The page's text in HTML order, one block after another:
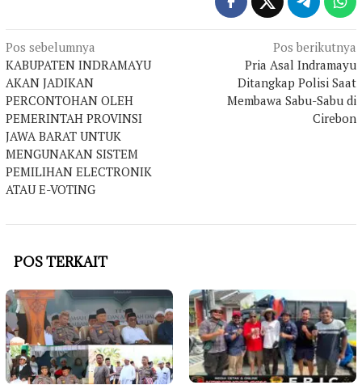
Navigasi
pos
Pos sebelumnya
KABUPATEN INDRAMAYU
AKAN JADIKAN
PERCONTOHAN OLEH
PEMERINTAH PROVINSI
JAWA BARAT UNTUK
MENGUNAKAN SISTEM
PEMILIHAN ELECTRONIK
ATAU E-VOTING
Pos berikutnya
Pria Asal Indramayu
Ditangkap Polisi Saat
Membawa Sabu-Sabu di
Cirebon
POS TERKAIT